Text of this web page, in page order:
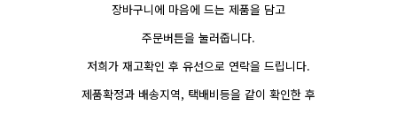
장바구니에 마음에 드는 제품을 담고
주문버튼을 눌러줍니다.
저희가 재고확인 후 유선으로 연락을 드립니다.
제품확정과 배송지역, 택배비등을 같이 확인한 후